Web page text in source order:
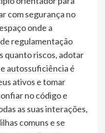
com segurança no
onde a
regulamentação
quanto riscos, adotar
autossuficiência é
ativos e tomar
no código e
as suas interações,
comuns e se